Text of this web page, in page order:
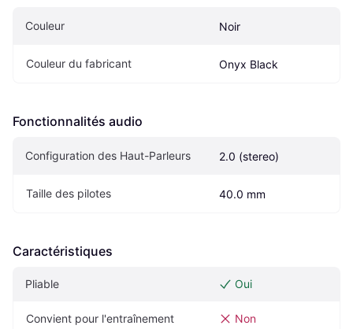
Couleur Noir
Couleur du fabricant Onyx Black
Fonctionnalités audio
Configuration des Haut-Parleurs 2.0 (stereo)
Taille des pilotes 40.0 mm
Caractéristiques
Pliable Oui
Convient pour l'entraînement Non